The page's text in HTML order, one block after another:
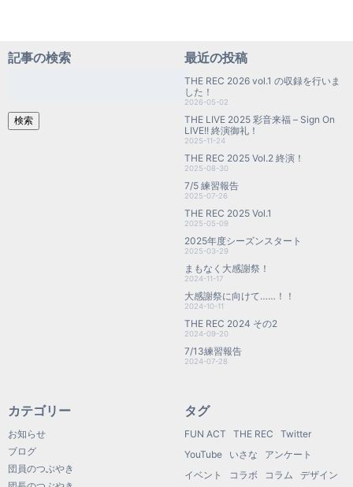
記事の検索
検索
最近の投稿
THE REC 2026 vol.1 の収録を行いま
した！
2026-05-02
THE LIVE 2025 彩音来福 – Sign On
LIVE!! 終演御礼！
2025-11-24
THE REC 2025 Vol.2 終演！
2025-08-30
7/5 練習報告
2025-07-26
THE REC 2025 Vol.1
2025-05-09
2025年度シーズンスタート
2025-03-29
まもなく大感謝祭！
2024-11-17
大感謝祭に向けて……！！
2024-10-11
THE REC 2024 その2
2024-09-20
7/13練習報告
2024-07-28
カテゴリー
お知らせ
ブログ
団員のつぶやき
タグ
FUN ACT THE REC
Twitter
YouTube
いさな
アンケート
イベント
コラボ コラム
デザイン